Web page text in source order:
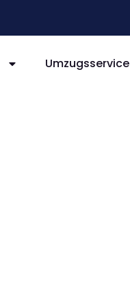
Umzugsservice